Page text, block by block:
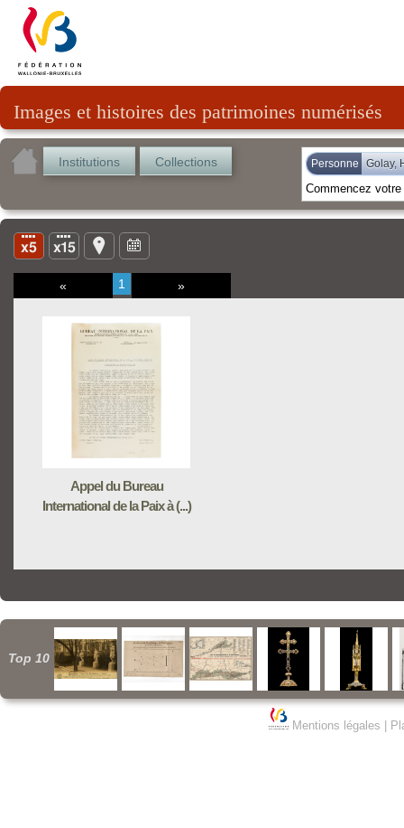
Images et histoires des patrimoines numérisés
Institutions Collections Personne Golay,
« 1 »
Appel du Bureau
International de la Paix à (...)
Top 10
Mentions légales